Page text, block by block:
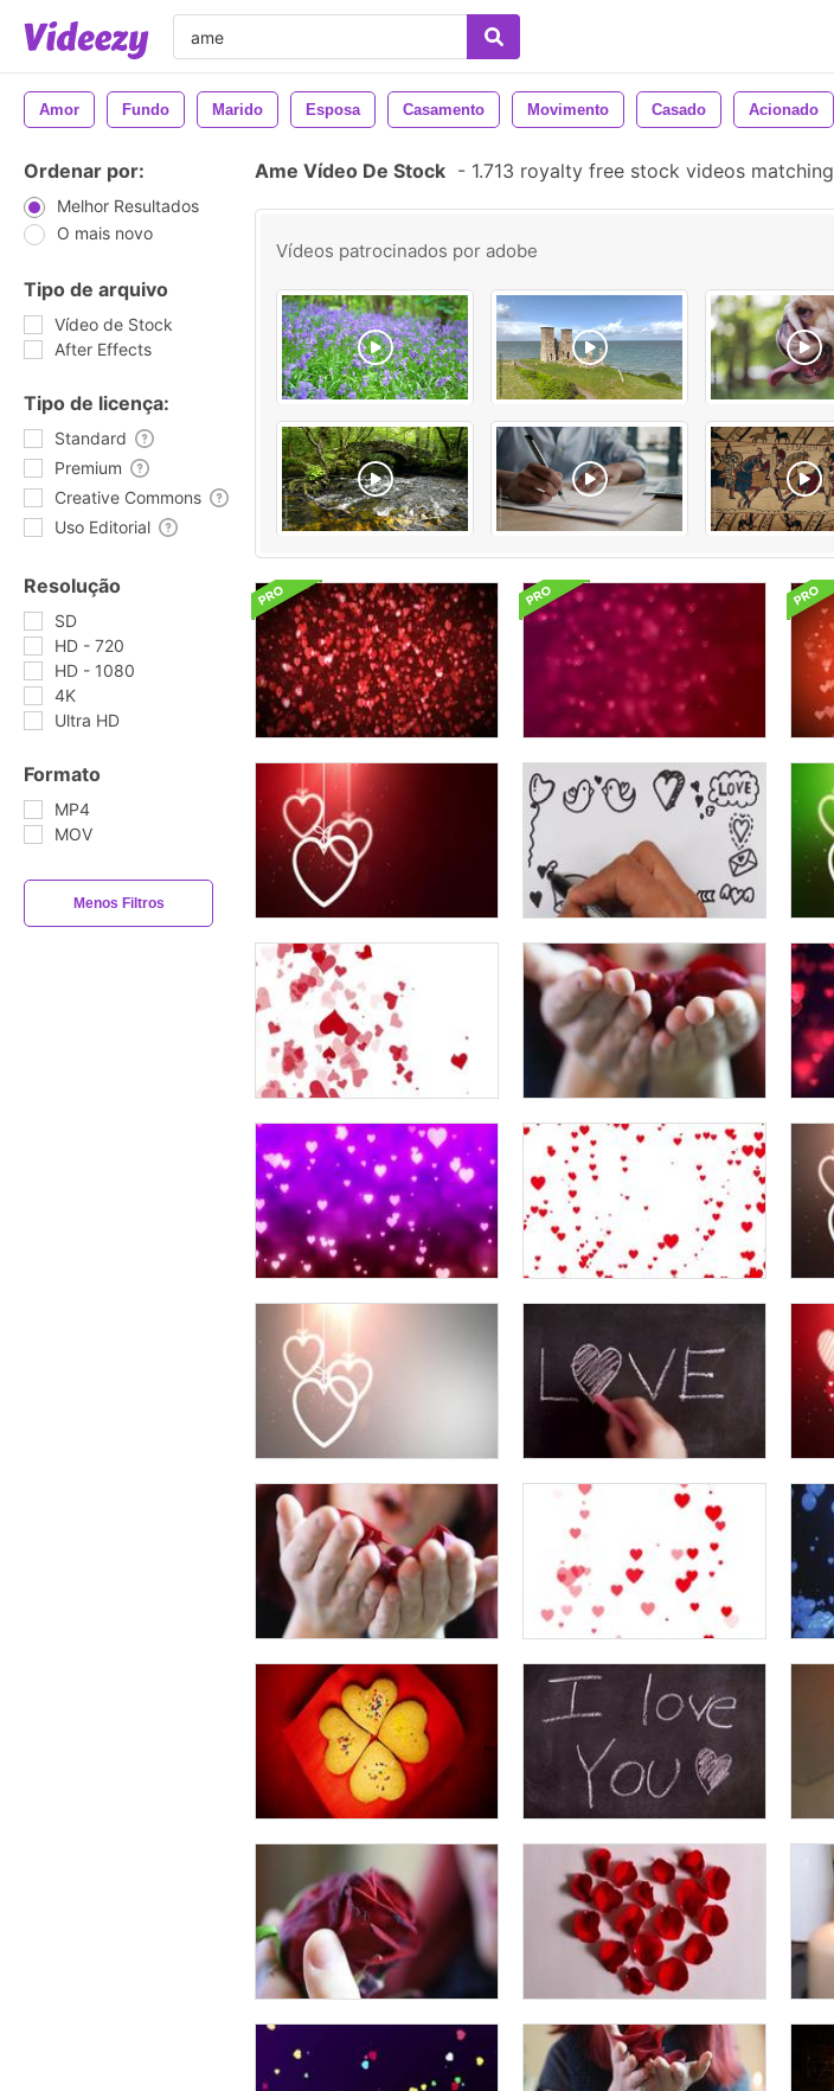
Amor Fundo Marido Esposa Casamento Movimento Casado Acionado
Ordenar por:
Melhor Resultados
O mais novo
Tipo de arquivo
Vídeo de Stock
After Effects
Tipo de licença:
Standard
Premium
Creative Commons
Uso Editorial
Resolução
SD
HD - 720
HD - 1080
4K
Ultra HD
Formato
MP4
MOV
Menos Filtros
Ame Vídeo De Stock - 1.713 royalty free stock videos matching
Vídeos patrocinados por adobe